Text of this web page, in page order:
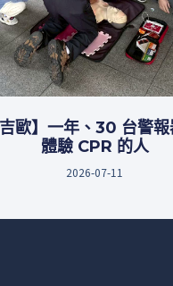
吉歐】一年、30 台警
體驗 CPR 的人
2026-07-11